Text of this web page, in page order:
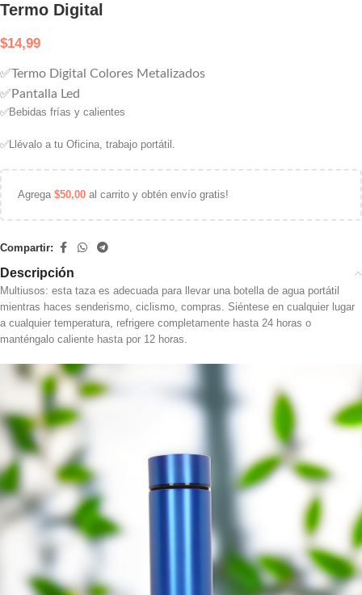
Termo Digital
$14,99
✅Termo Digital Colores Metalizados
✅Pantalla Led
✅Bebidas frías y calientes
✅L lévalo a tu Oficina, trabajo portátil.
Agrega $50,00 al carrito y obtén envío gratis!
Compartir:
Descripción
Multiusos: esta taza es adecuada para llevar una botella de agua portátil
mientras haces senderismo, ciclismo, compras. Siéntese en cualquier lugar
a cualquier temperatura, refrigere completamente hasta 24 horas o
manténgalo caliente hasta por 12 horas.